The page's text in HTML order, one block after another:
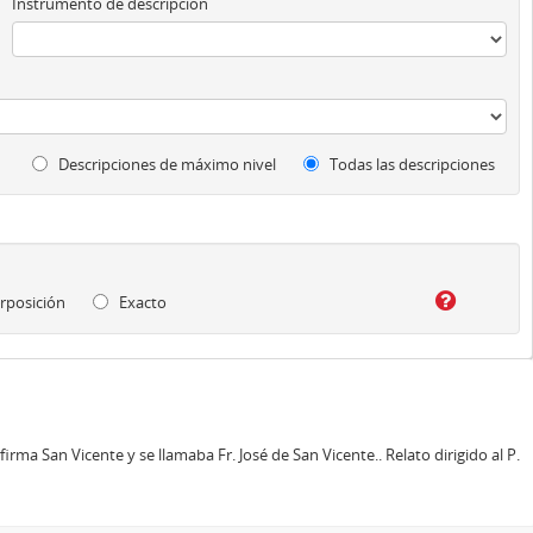
Descripciones de máximo nivel Todas las descripciones
Exacto
San Vicente y se llamaba Fr. José de San Vicente.. Relato dirigido al P.